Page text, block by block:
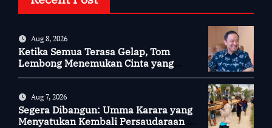
Aug 8, 2026
Ketika Semua Terasa Gelap, Tom
Lembong Menemukan Cinta yang
Aug 7, 2026
Segera Dibangun: Umma Karara yang
Menyatukan Kembali Persaudaraan di